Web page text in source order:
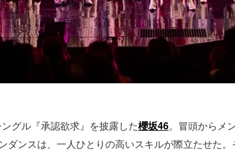
グル『承認欲求』を披露した櫻坂46。冒頭からメ
ダンスは、一人ひとりの高いスキルが際立たせた。